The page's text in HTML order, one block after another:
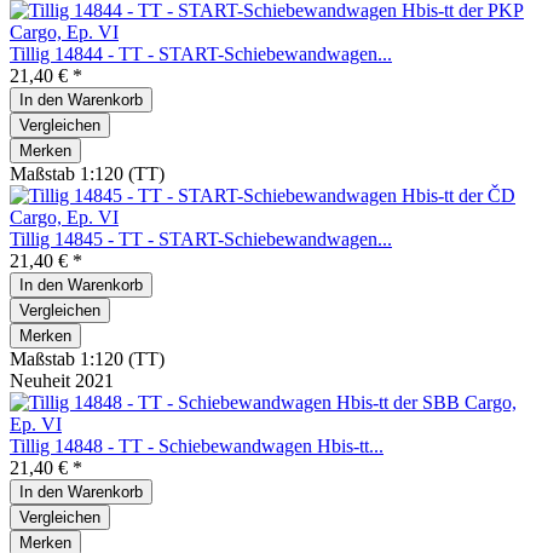
Tillig 14844 - TT - START-Schiebewandwagen...
21,40 € *
In den Warenkorb
Vergleichen
Merken
Maßstab 1:120 (TT)
Tillig 14845 - TT - START-Schiebewandwagen...
21,40 € *
In den Warenkorb
Vergleichen
Merken
Maßstab 1:120 (TT)
Neuheit 2021
Tillig 14848 - TT - Schiebewandwagen Hbis-tt...
21,40 € *
In den Warenkorb
Vergleichen
Merken